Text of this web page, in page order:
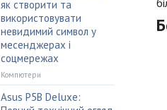
як створити та
використовувати
невидимий символ у
месенджерах і
соцмережах
Компютери
Asus P5B Deluxe: